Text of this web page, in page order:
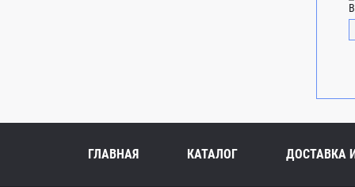
ГЛАВНАЯ КАТАЛОГ ДОСТАВКА